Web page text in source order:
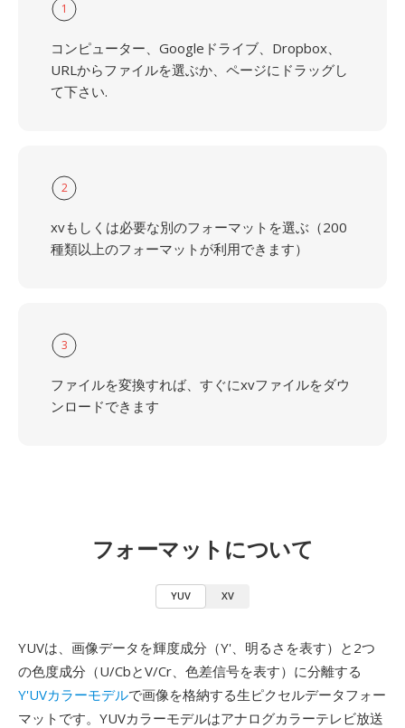
1
コンピューター、Googleドライブ、Dropbox、
URLからファイルを選ぶか、ページにドラッグし
て下さい.
2
xvもしくは必要な別のフォーマットを選ぶ（200
種類以上のフォーマットが利用できます）
3
ファイルを変換すれば、すぐにxvファイルをダウ
ンロードできます
フォーマットについて
YUV XV
YUVは、画像データを輝度成分（Y'、明るさを表す）と2つ
の色度成分（U/CbとV/Cr、色差信号を表す）に分離する
Y'UVカラーモデルで画像を格納する生ピクセルデータフォー
マットです。YUVカラーモデルはアナログカラーテレビ放送